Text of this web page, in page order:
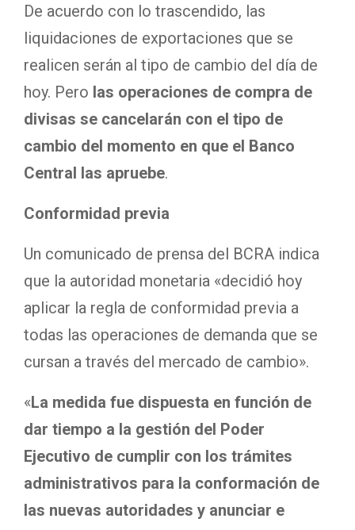
De acuerdo con lo trascendido, las
liquidaciones de exportaciones que se
realicen serán al tipo de cambio del día de
hoy. Pero las operaciones de compra de
divisas se cancelarán con el tipo de
cambio del momento en que el Banco
Central las apruebe.
Conformidad previa
Un comunicado de prensa del BCRA indica
que la autoridad monetaria «decidió hoy
aplicar la regla de conformidad previa a
todas las operaciones de demanda que se
cursan a través del mercado de cambio».
«La medida fue dispuesta en función de
dar tiempo a la gestión del Poder
Ejecutivo de cumplir con los trámites
administrativos para la conformación de
las nuevas autoridades y anunciar e